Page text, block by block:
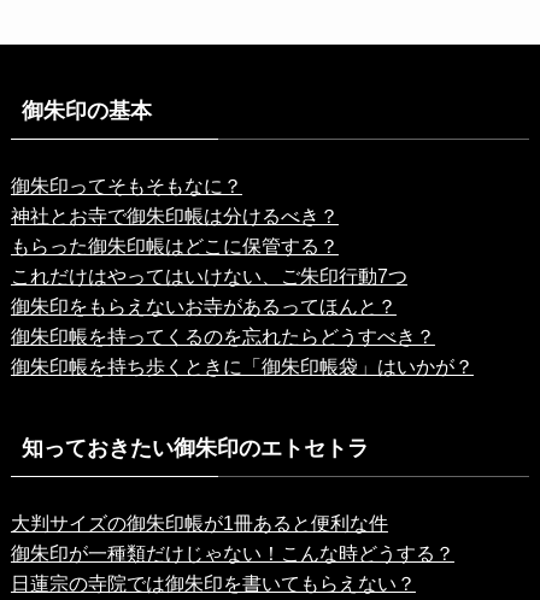
御朱印の基本
御朱印ってそもそもなに？
神社とお寺で御朱印帳は分けるべき？
もらった御朱印帳はどこに保管する？
これだけはやってはいけない、ご朱印行動7つ
御朱印をもらえないお寺があるってほんと？
御朱印帳を持ってくるのを忘れたらどうすべき？
御朱印帳を持ち歩くときに「御朱印帳袋」はいかが？
知っておきたい御朱印のエトセトラ
大判サイズの御朱印帳が1冊あると便利な件
御朱印が一種類だけじゃない！こんな時どうする？
日蓮宗の寺院では御朱印を書いてもらえない？